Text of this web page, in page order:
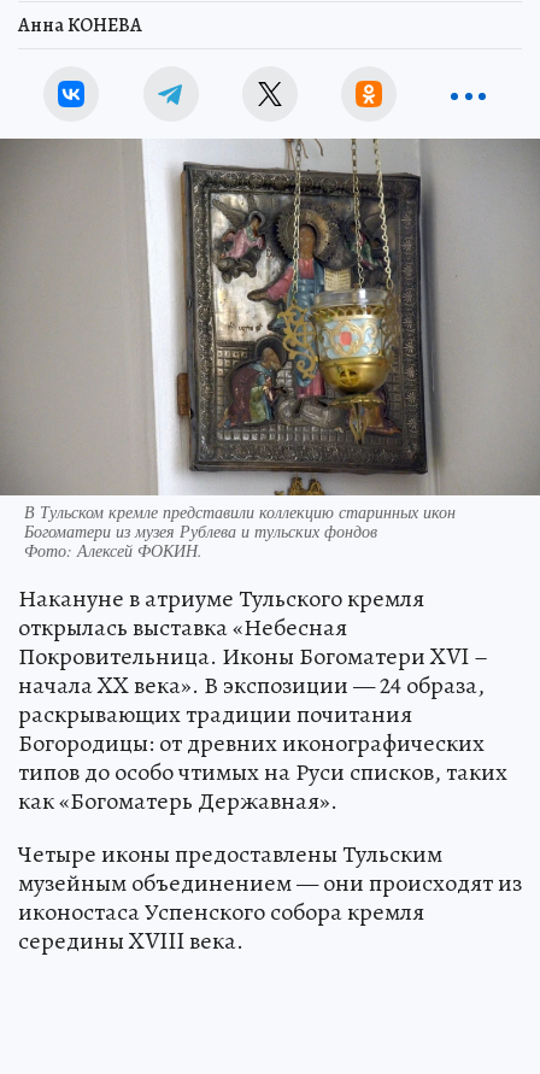
Анна КОНЕВА
В Тульском кремле представили коллекцию старинных икон
Богоматери из музея Рублева и тульских фондов
Фото: Алексей ФОКИН.
Накануне в атриуме Тульского кремля
открылась выставка «Небесная
Покровительница. Иконы Богоматери XVI –
начала XX века». В экспозиции — 24 образа,
раскрывающих традиции почитания
Богородицы: от древних иконографических
типов до особо чтимых на Руси списков, таких
как «Богоматерь Державная».
Четыре иконы предоставлены Тульским
музейным объединением — они происходят из
иконостаса Успенского собора кремля
середины XVIII века.